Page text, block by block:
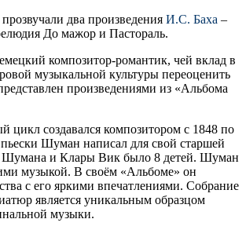
два произведения И.С. Баха –
До мажор и Пастораль.
композитор-романтик, чей вклад в
музыкальной культуры переоценить
произведениями из «Альбома
цикл создавался композитором с 1848 по
Шуман написал для свой старшей
Шумана и Клары Вик было 8 детей. Шуман
музыкой. В своём «Альбоме» он
с его яркими впечатлениями. Собрание
является уникальным образцом
музыки.